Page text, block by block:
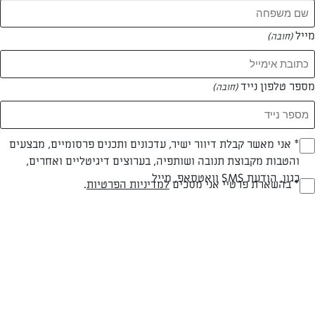
המאמרים של ליאת דטרה
מייל(חובה)
מספר טלפון נייד(חובה)
Opt_In
(חובה)
* אני מאשר קבלת דיוור ישיר, עדכונים ותכנים פרסומיים, מבצעים
והטבות מקבוצת תנובה ושותפיה, בערוצים דיגיטליים ואחרים,
כגון, הודעת SMS וואטסאפ, מייל
RegulationsApproved
* בהשארת פרטיי אני מסכיםלמדיניות הפרטיות.